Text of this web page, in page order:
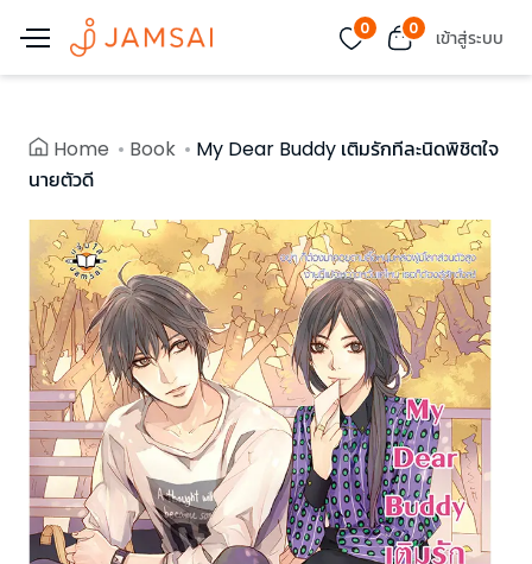
0 0 เข้าสู่ระบบ
Home Book
My Dear Buddy เติมรักทีละนิดพิชิตใจ
นายตัวดี